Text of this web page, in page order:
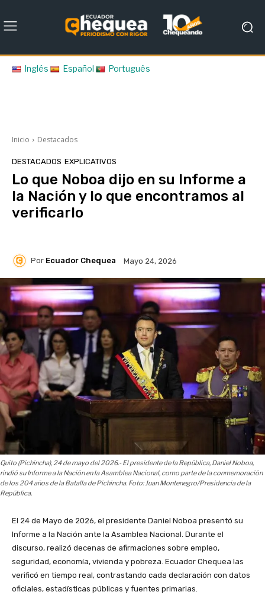
Inglés Español Português
Inicio Destacados
DESTACADOS EXPLICATIVOS
Lo que Noboa dijo en su Informe a
la Nación y lo que encontramos al
verificarlo
Por Ecuador Chequea Mayo 24, 2026
Quito (Pichincha), 24 de mayo del 2026.- El presidente de la República, Daniel Noboa,
rindió su Informe a la Nación en la Asamblea Nacional, como parte de la conmemoración
de los 204 años de la Batalla de Pichincha. Foto: Juan Montenegro/Presidencia de la
República.
El 24 de Mayo de 2026, el presidente Daniel Noboa presentó su
Informe a la Nación ante la Asamblea Nacional. Durante el
discurso, realizó decenas de afirmaciones sobre empleo,
seguridad, economía, vivienda y pobreza. Ecuador Chequea las
verificó en tiempo real, contrastando cada declaración con datos
oficiales, estadísticas públicas y fuentes primarias.